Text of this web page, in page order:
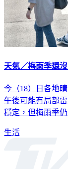
天氣／梅雨季還
今（18）日各地
午後可能有局部
穩定，但梅雨季
生活